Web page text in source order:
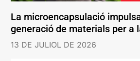
La microencapsulació
generació de materials per a
13 DE JULIOL DE 2026